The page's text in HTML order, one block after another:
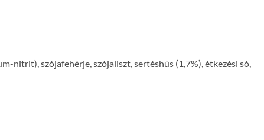
nitrit), szójafehérje, szójaliszt, sertéshús (1,7%), étkezési só,